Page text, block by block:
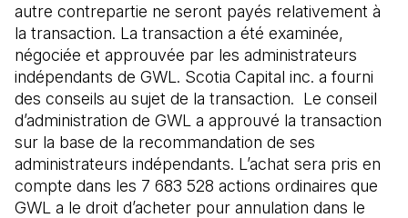
autre contrepartie ne seront payés relativement à
la transaction. La transaction a été examinée,
négociée et approuvée par les administrateurs
indépendants de GWL. Scotia Capital inc. a fourni
des conseils au sujet de la transaction. Le conseil
d’administration de GWL a approuvé la transaction
sur la base de la recommandation de ses
administrateurs indépendants. L’achat sera pris en
compte dans les 7 683 528 actions ordinaires que
GWL a le droit d’acheter pour annulation dans le